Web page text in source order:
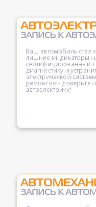
Ваш автомобиль стал
лишние индикаторы
сертифицированный
диагностику и
электрической
ремонтом - доверьте
автоэлектрику!